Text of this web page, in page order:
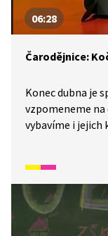
06:28
Čarodějnice:
Konec dubna je
vzpomeneme na
vybavíme i jejich
budeme: černý
provázku,
kancelářskou